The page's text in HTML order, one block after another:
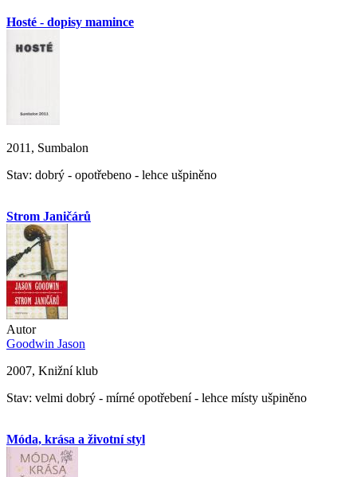
Hosté - dopisy mamince
2011, Sumbalon
Stav: dobrý - opotřebeno - lehce ušpiněno
Strom Janičárů
Autor
Goodwin Jason
2007, Knižní klub
Stav: velmi dobrý - mírné opotřebení - lehce místy ušpiněno
Móda, krása a životní styl